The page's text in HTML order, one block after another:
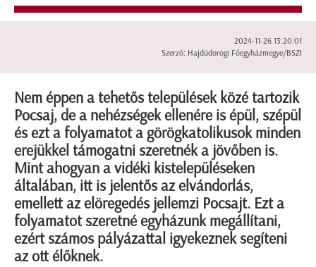
2024-11-26 13:20:01
Szerző: Hajdúdorogi Főegyházmegye/BSZI
Nem éppen a tehetős települések közé tartozik
Pocsaj, de a nehézségek ellenére is épül, szépül
és ezt a folyamatot a görögkatolikusok minden
erejükkel támogatni szeretnék a jövőben is.
Mint ahogyan a vidéki kistelepüléseken
általában, itt is jelentős az elvándorlás,
emellett az elöregedés jellemzi Pocsajt. Ezt a
folyamatot szeretné egyházunk megállítani,
ezért számos pályázattal igyekeznek segíteni
az ott élőknek.